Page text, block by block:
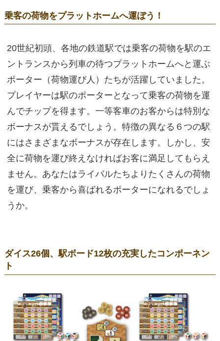
乗客の荷物をプラットホームへ運ぼう！
20世紀初頭、各地の鉄道駅では乗客の荷物を駅のエ
ントランスから列車の待つプラットホームへと運ぶ
ポーター（荷物運び人）たちが活躍していました。
プレイヤーは駅のポーターとなって乗客の荷物を運
んでチップを得ます。一等客車のお客からは特別な
ボーナスが貰えるでしょう。特徴の異なる６つの駅
にはさまざまなボーナスが存在します。しかし、安
全に荷物を運び終えなければお客に満足してもらえ
ません。あなたはライバルたちよりたくさんの荷物
を運び、乗客から喜ばれるポーターになれるでしょ
うか。
ダイス26個、駅ボード12枚の充実したコンポーネン
ト